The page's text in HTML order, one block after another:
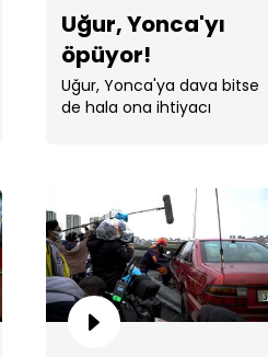
Uğur, Yonca'yı
öpüyor!
Uğur, Yonca'ya dava bitse
de hala ona ihtiyacı